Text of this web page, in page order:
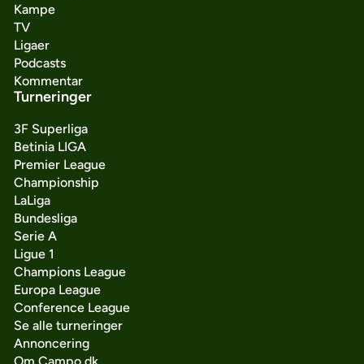
Kampe
TV
Ligaer
Podcasts
Kommentar
Turneringer
3F Superliga
Betinia LIGA
Premier League
Championship
LaLiga
Bundesliga
Serie A
Ligue 1
Champions League
Europa League
Conference League
Se alle turneringer
Annoncering